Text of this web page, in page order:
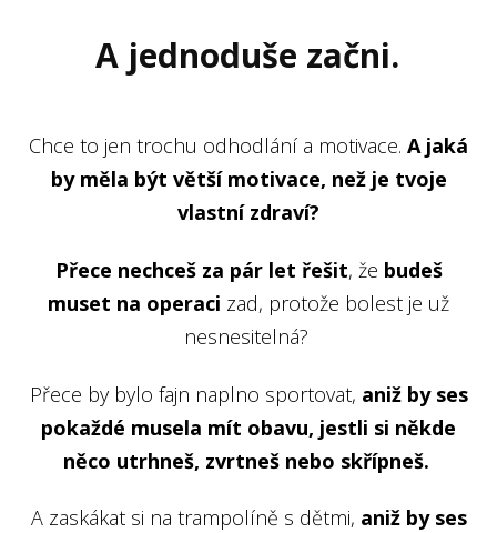
A jednoduše začni.
Chce to jen trochu odhodlání a motivace. A jaká
by měla být větší motivace, než je tvoje
vlastní zdraví?
Přece nechceš za pár let řešit, že budeš
muset na operaci zad, protože bolest je už
nesnesitelná?
Přece by bylo fajn naplno sportovat, aniž by ses
pokaždé musela mít obavu, jestli si někde
něco utrhneš, zvrtneš nebo skřípneš.
A zaskákat si na trampolíně s dětmi, aniž by ses